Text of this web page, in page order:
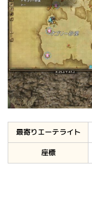
最寄りエーテライト
座標